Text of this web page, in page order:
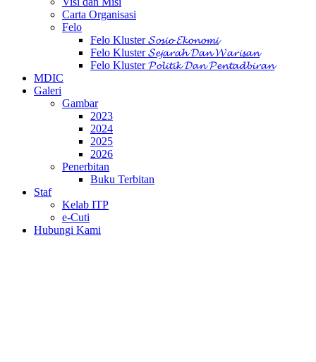
Carta Organisasi
Felo
Felo Kluster 𝓢𝓸𝓼𝓲𝓸 𝓔𝓴𝓸𝓷𝓸𝓶𝓲
Felo Kluster 𝓢𝓮𝓳𝓪𝓻𝓪𝓱 𝓓𝓪𝓷 𝓦𝓪𝓻𝓲𝓼𝓪𝓷
Felo Kluster 𝓟𝓸𝓵𝓲𝓽𝓲𝓴 𝓓𝓪𝓷 𝓟𝓮𝓷𝓽𝓪𝓭𝓫𝓲𝓻𝓪𝓷
MDIC
Galeri
Gambar
2023
2024
2025
2026
Penerbitan
Buku Terbitan
Staf
Kelab ITP
e-Cuti
Hubungi Kami